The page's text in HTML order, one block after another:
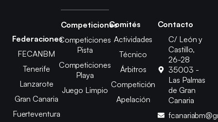
Federaciones
FECANBM
Tenerife
Lanzarote
Gran Canaria
Fuerteventura
Competiciones
Competiciones
Pista
Competiciones
Playa
Juego Limpio
Comités
Actividades
Técnico
Árbitros
Competición
Apelación
Contacto
C/ León y
Castillo,
26-28
35003 -
Las Palmas
de Gran
Canaria